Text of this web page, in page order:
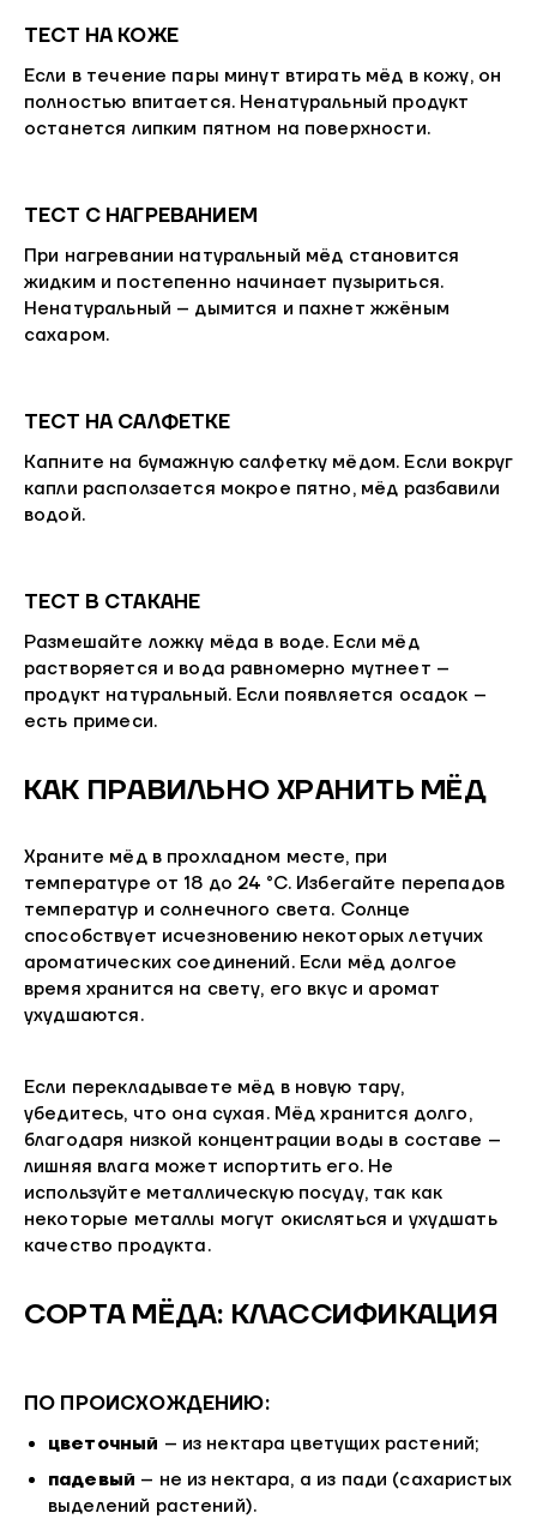
ТЕСТ НА КОЖЕ
Если в течение пары минут втирать мёд в кожу, он
полностью впитается. Ненатуральный продукт
останется липким пятном на поверхности.
ТЕСТ С НАГРЕВАНИЕМ
При нагревании натуральный мёд становится
жидким и постепенно начинает пузыриться.
Ненатуральный – дымится и пахнет жжёным
сахаром.
ТЕСТ НА САЛФЕТКЕ
Капните на бумажную салфетку мёдом. Если вокруг
капли расползается мокрое пятно, мёд разбавили
водой.
ТЕСТ В СТАКАНЕ
Размешайте ложку мёда в воде. Если мёд
растворяется и вода равномерно мутнеет –
продукт натуральный. Если появляется осадок –
есть примеси.
КАК ПРАВИЛЬНО ХРАНИТЬ МЁД
Храните мёд в прохладном месте, при
температуре от 18 до 24 °C. Избегайте перепадов
температур и солнечного света. Солнце
способствует исчезновению некоторых летучих
ароматических соединений. Если мёд долгое
время хранится на свету, его вкус и аромат
ухудшаются.
Если перекладываете мёд в новую тару,
убедитесь, что она сухая. Мёд хранится долго,
благодаря низкой концентрации воды в составе –
лишняя влага может испортить его. Не
используйте металлическую посуду, так как
некоторые металлы могут окисляться и ухудшать
качество продукта.
СОРТА МЁДА: КЛАССИФИКАЦИЯ
ПО ПРОИСХОЖДЕНИЮ:
цветочный – из нектара цветущих растений;
падевый – не из нектара, а из пади (сахаристых
выделений растений).